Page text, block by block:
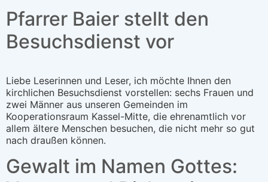
Pfarrer Baier stellt den
Besuchsdienst vor
Liebe Leserinnen und Leser, ich möchte Ihnen den
kirchlichen Besuchsdienst vorstellen: sechs Frauen und
zwei Männer aus unseren Gemeinden im
Kooperationsraum Kassel-Mitte, die ehrenamtlich vor
allem ältere Menschen besuchen, die nicht mehr so gut
nach draußen können.
Gewalt im Namen Gottes: